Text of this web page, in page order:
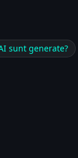
sunt generate?